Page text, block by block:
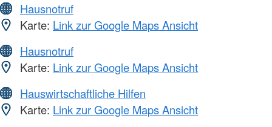
Hausnotruf
Karte: Link zur Google Maps Ansicht
Hausnotruf
Karte: Link zur Google Maps Ansicht
Hauswirtschaftliche Hilfen
Karte: Link zur Google Maps Ansicht